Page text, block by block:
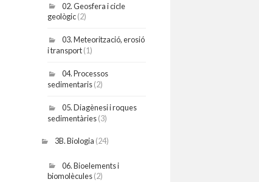
02. Geosfera i cicle
geològic(2)
03. Meteorització, erosió
i transport(1)
04. Processos
sedimentaris(2)
05. Diagènesi i roques
sedimentàries(3)
3B. Biologia (24)
06. Bioelements i
biomolècules(2)